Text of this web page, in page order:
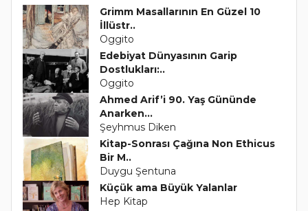
Grimm Masallarının En Güzel 10
İllüstr..
Oggito
Edebiyat Dünyasının Garip
Dostlukları:..
Oggito
Ahmed Arif’i 90. Yaş Gününde
Anarken...
Şeyhmus Diken
Kitap-Sonrası Çağına Non Ethicus
Bir M..
Duygu Şentuna
Küçük ama Büyük Yalanlar
Hep Kitap